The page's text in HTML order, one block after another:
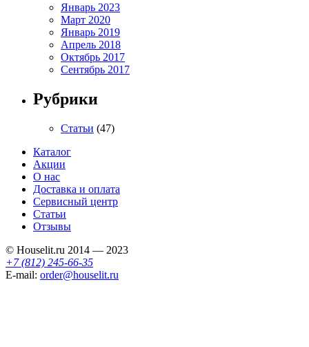
Январь 2023
Март 2020
Январь 2019
Апрель 2018
Октябрь 2017
Сентябрь 2017
Рубрики
Статьи (47)
Каталог
Акции
О нас
Доставка и оплата
Сервисный центр
Статьи
Отзывы
© Houselit.ru 2014 — 2023
+7 (812) 245-66-35
E-mail: order@houselit.ru